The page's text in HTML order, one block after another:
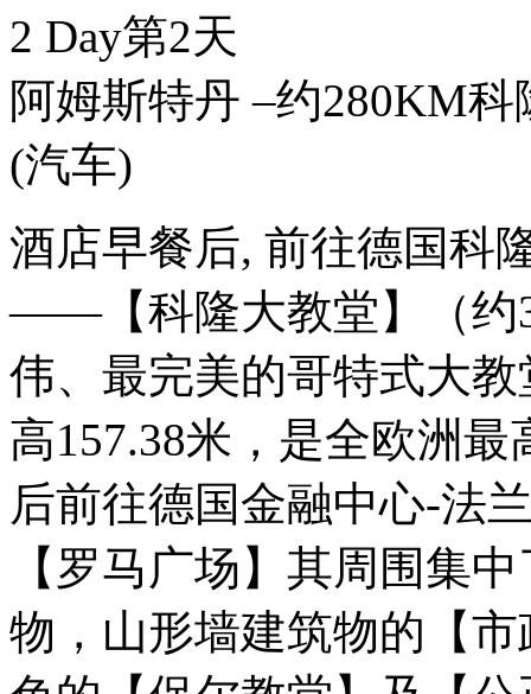
2 Day第2天
阿姆斯特丹 –约280KM
(汽车)
酒店早餐后, 前往德国科
——【科隆大教堂】（约
伟、最完美的哥特式大
高157.38米，是全欧洲最
后前往德国金融中心-法
【罗马广场】其周围集
物，山形墙建筑物的【